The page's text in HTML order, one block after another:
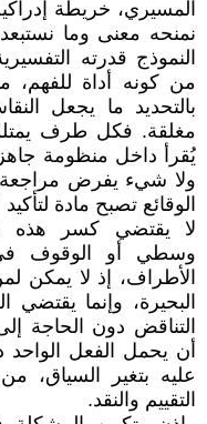
المسيري، خريطة
نمنحه معنى وما
النموذج قدرته
من كونه أداة للفهم،
بالتحديد ما يجعل
مغلقة. فكل طرف
يُقرأ داخل منظومة
ولا شيء يفرض مراجعة
الوقائع تصبح مادة
لا يقتضي كسر هذه
وسطي أو الوقوف
الأطراف، إذ لا يمكن
البحيرة، وإنما يقتضي
التناقض دون الحاجة
أن يحمل الفعل الواحد
عليه بتغير السياق،
التقييم والنقد.